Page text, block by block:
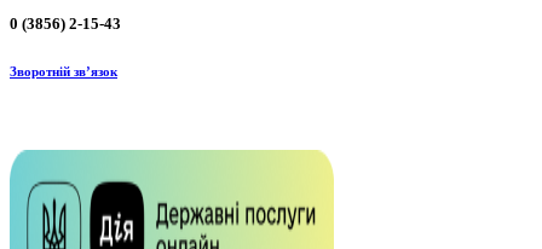
0 (3856) 2-15-43
Зворотній зв’язок